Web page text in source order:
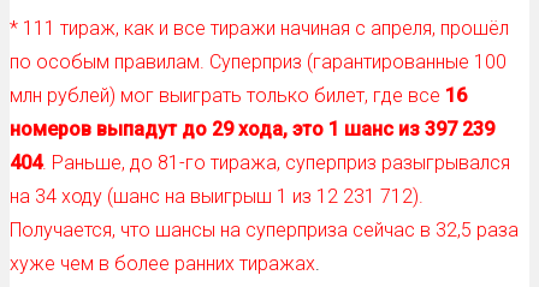
* 111 тираж, как и все тиражи начиная с апреля, прошёл
по особым правилам. Суперприз (гарантированные 100
млн рублей) мог выиграть только билет, где все 16
номеров выпадут до 29 хода, это 1 шанс из 397 239
404. Раньше, до 81-го тиража, суперприз разыгрывался
на 34 ходу (шанс на выигрыш 1 из 12 231 712).
Получается, что шансы на суперприза сейчас в 32,5 раза
хуже чем в более ранних тиражах.